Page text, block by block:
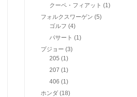
クーペ・フィアット (1)
フォルクスワーゲン (5)
ゴルフ (4)
パサート (1)
プジョー (3)
205 (1)
207 (1)
406 (1)
ホンダ (18)